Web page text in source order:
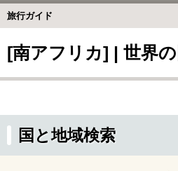
旅行ガイド
[南アフリカ] | 世界
国と地域検索